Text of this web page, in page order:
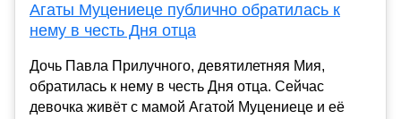
Агаты Муцениеце публично обратилась к
нему в честь Дня отца
Дочь Павла Прилучного, девятилетняя Мия,
обратилась к нему в честь Дня отца. Сейчас
девочка живёт с мамой Агатой Муцениеце и её